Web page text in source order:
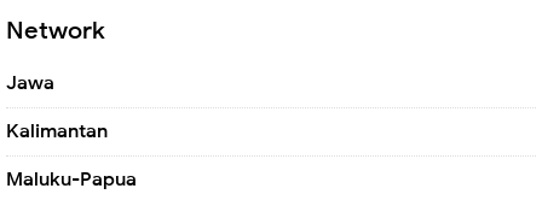
Network
Jawa
Kalimantan
Maluku-Papua